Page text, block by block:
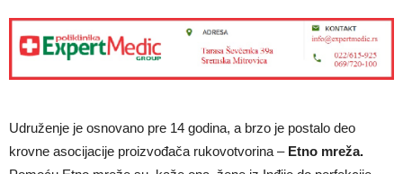
Udruženje je osnovano pre 14 godina, a brzo je postalo deo
krovne asocijacije proizvođača rukovotvorina –Etno mreža.